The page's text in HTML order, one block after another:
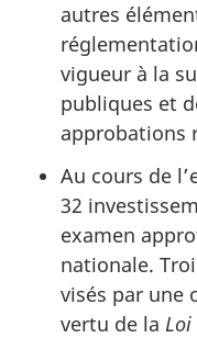
autres
vigueur à la
publiques et
approbations
Au cours de
32
examen
nationale.
visés par une
vertu de la Loi